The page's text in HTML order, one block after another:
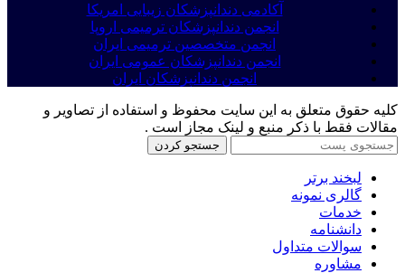
آکادمی دندانپزشکان زیبایی امریکا
انجمن دندانپزشکان ترمیمی اروپا
انجمن متخصصین ترمیمی ایران
انجمن دندانپزشکان عمومی ایران
انجمن دندانپزشکان ایران
کلیه حقوق متعلق به این سایت محفوظ و استفاده از تصاویر و
مقالات فقط با ذکر منبع و لینک مجاز است .
جستجو کردن
لبخند برتر
گالری نمونه
خدمات
دانشنامه
سوالات متداول
مشاوره